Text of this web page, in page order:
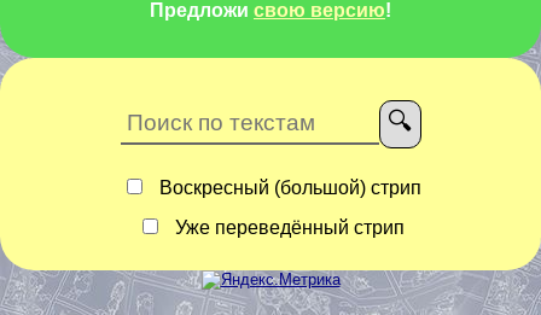
Предложи свою версию!
Воскресный (большой) стрип
Уже переведённый стрип